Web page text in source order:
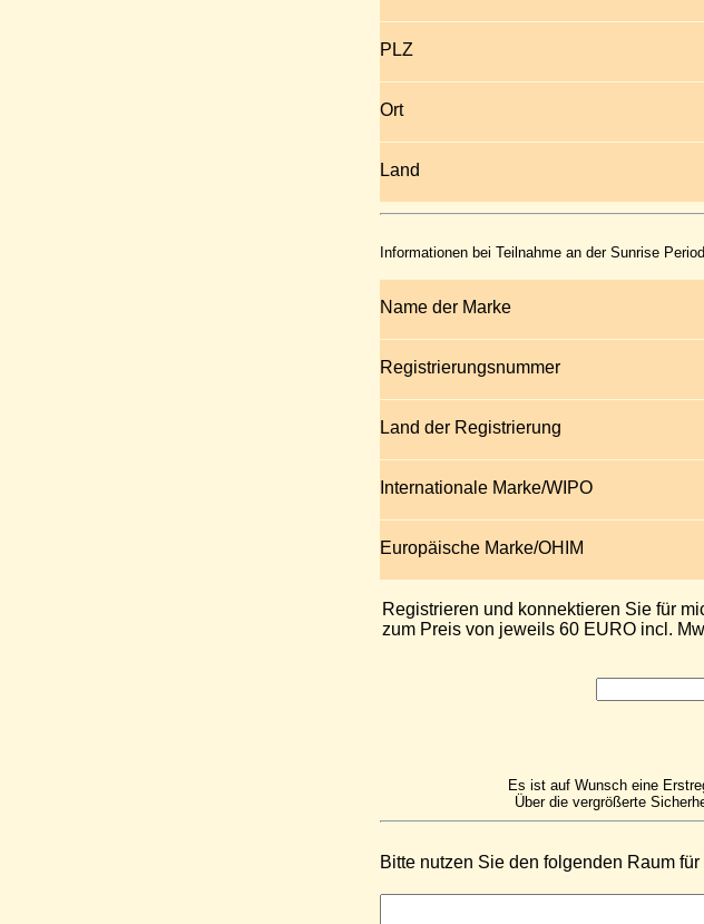
PLZ
Ort
Land
Informationen bei Teilnahme an der Sunrise Period
Name der Marke
Registrierungsnummer
Land der Registrierung
Internationale Marke/WIPO
Europäische Marke/OHIM
Registrieren und konnektieren Sie für
zum Preis von jeweils 60 EURO incl.
Es ist auf Wunsch eine
Über die vergrößerte
Bitte nutzen Sie den folgenden Raum